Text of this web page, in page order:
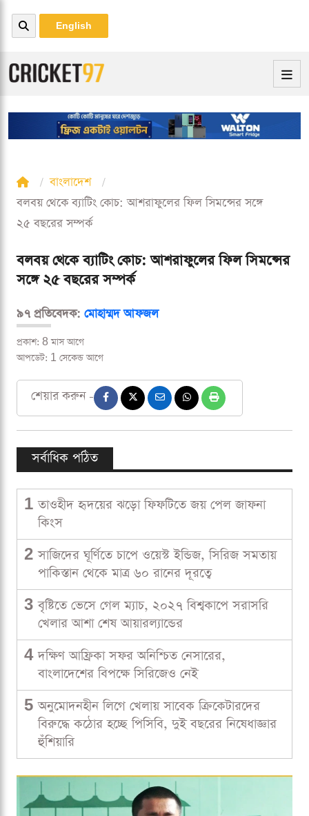
English
বাংলাদেশ
বলবয় থেকে ব্যাটিং কোচ: আশরাফুলের ফিল সিমন্সের সঙ্গে
২৫ বছরের সম্পর্ক
বলবয় থেকে ব্যাটিং কোচ: আশরাফুলের ফিল সিমন্সের
সঙ্গে ২৫ বছরের সম্পর্ক
৯৭ প্রতিবেদক: মোহাম্মদ আফজল
প্রকাশ: 8 মাস আগে
আপডেট: 1 সেকেন্ড আগে
শেয়ার করুন -
সর্বাধিক পঠিত
1 তাওহীদ হৃদয়ের ঝড়ো ফিফটিতে জয় পেল জাফনা
কিংস
2 সাজিদের ঘূর্ণিতে চাপে ওয়েস্ট ইন্ডিজ, সিরিজ সমতায়
পাকিস্তান থেকে মাত্র ৬০ রানের দূরত্বে
3 বৃষ্টিতে ভেসে গেল ম্যাচ, ২০২৭ বিশ্বকাপে সরাসরি
খেলার আশা শেষ আয়ারল্যান্ডের
4 দক্ষিণ আফ্রিকা সফর অনিশ্চিত নেসারের,
বাংলাদেশের বিপক্ষে সিরিজেও নেই
5 অনুমোদনহীন লিগে খেলায় সাবেক ক্রিকেটারদের
বিরুদ্ধে কঠোর হচ্ছে পিসিবি, দুই বছরের নিষেধাজ্ঞার
হুঁশিয়ারি